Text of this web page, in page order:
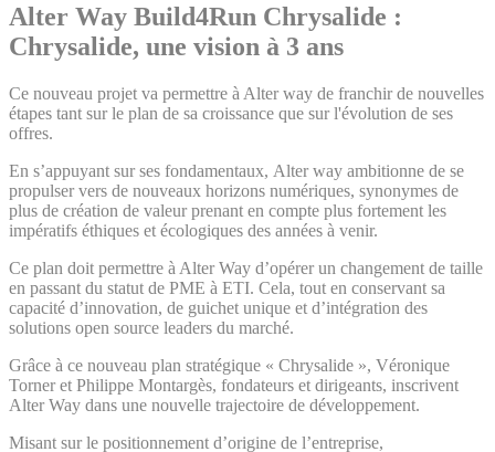
Alter Way Build4Run Chrysalide :
Chrysalide, une vision à 3 ans
Ce nouveau projet va permettre à Alter way de franchir de nouvelles
étapes tant sur le plan de sa croissance que sur l'évolution de ses
offres.
En s’appuyant sur ses fondamentaux, Alter way ambitionne de se
propulser vers de nouveaux horizons numériques, synonymes de
plus de création de valeur prenant en compte plus fortement les
impératifs éthiques et écologiques des années à venir.
Ce plan doit permettre à Alter Way d’opérer un changement de taille
en passant du statut de PME à ETI. Cela, tout en conservant sa
capacité d’innovation, de guichet unique et d’intégration des
solutions open source leaders du marché.
Grâce à ce nouveau plan stratégique « Chrysalide », Véronique
Torner et Philippe Montargès, fondateurs et dirigeants, inscrivent
Alter Way dans une nouvelle trajectoire de développement.
Misant sur le positionnement d’origine de l’entreprise,